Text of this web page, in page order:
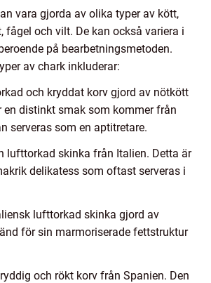
vara gjorda av olika typer av kött,
fågel och vilt. De kan också variera i
på bearbetningsmetoden.
av chark inkluderar:
och kryddat korv gjord av nötkött
en distinkt smak som kommer från
serveras som en aptitretare.
lufttorkad skinka från Italien. Detta är
delikatess som oftast serveras i
lufttorkad skinka gjord av
för sin marmoriserade fettstruktur
och rökt korv från Spanien. Den